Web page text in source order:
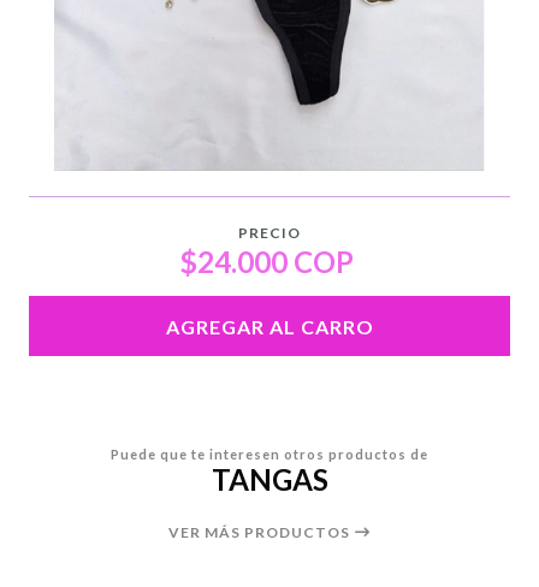
PRECIO
$24.000 COP
AGREGAR AL CARRO
Puede que te interesen otros productos de
TANGAS
VER MÁS PRODUCTOS